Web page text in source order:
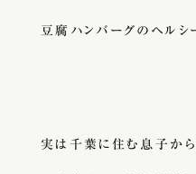
豆腐ハンバーグのヘルシ
実は千葉に住む息子から